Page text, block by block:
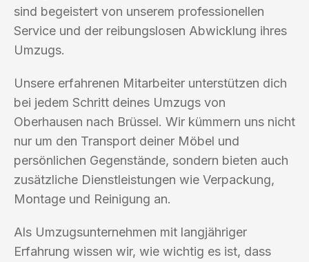
sind begeistert von unserem professionellen
Service und der reibungslosen Abwicklung ihres
Umzugs.
Unsere erfahrenen Mitarbeiter unterstützen dich
bei jedem Schritt deines Umzugs von
Oberhausen nach Brüssel. Wir kümmern uns nicht
nur um den Transport deiner Möbel und
persönlichen Gegenstände, sondern bieten auch
zusätzliche Dienstleistungen wie Verpackung,
Montage und Reinigung an.
Als Umzugsunternehmen mit langjähriger
Erfahrung wissen wir, wie wichtig es ist, dass